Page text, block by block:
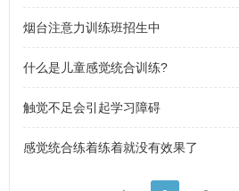
烟台注意力训练班招生中
什么是儿童感觉统合训练?
触觉不足会引起学习障碍
感觉统合练着练着就没有效果了